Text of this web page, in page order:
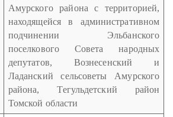
Амурского района с территорией,
находящейся в административном
подчинении Эльбанского
поселкового Совета народных
депутатов, Вознесенский и
Ладанский сельсоветы Амурского
района, Тегульдетский район
Томской области